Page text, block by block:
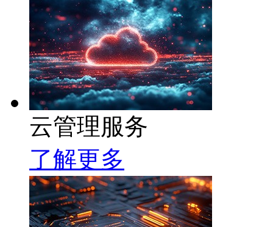
云管理服务
了解更多